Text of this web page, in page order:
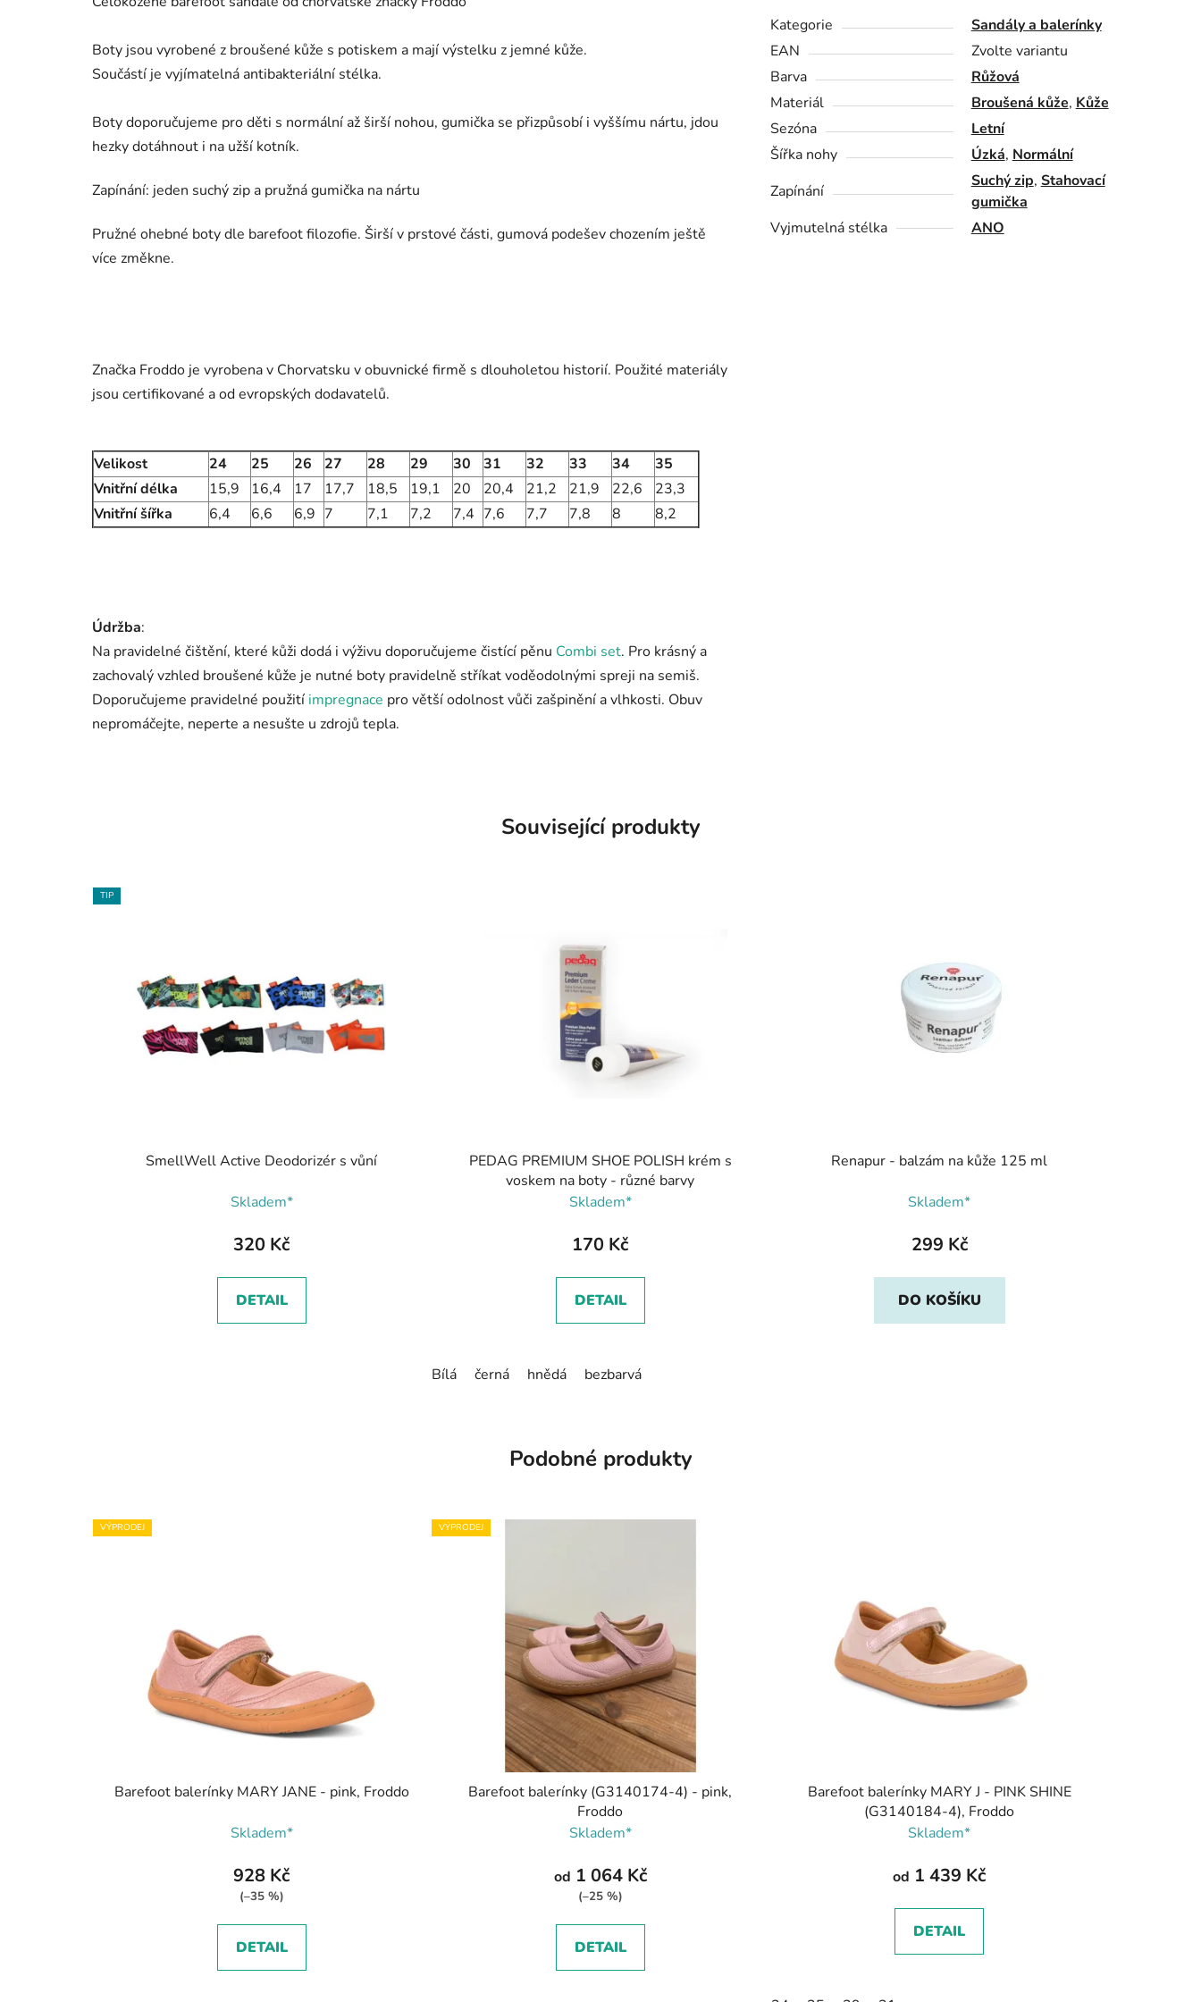
Boty jsou vyrobené z broušené kůže s potiskem a mají výstelku z jemné kůže.
Součástí je vyjímatelná antibakteriální stélka.
Boty doporučujeme pro děti s normální až širší nohou, gumička se přizpůsobí i vyššímu nártu, jdou
hezky dotáhnout i na užší kotník.
Zapínání: jeden suchý zip a pružná gumička na nártu
Pružné ohebné boty dle barefoot filozofie. Širší v prstové části, gumová podešev chozením ještě
více změkne.
Značka Froddo je vyrobena v Chorvatsku v obuvnické firmě s dlouholetou historií. Použité materiály
jsou certifikované a od evropských dodavatelů.
Velikost 24 25 26 27 28 29 30 31 32 33 34
35
Vnitřní délka
15,9 16,4 17 17,7 18,5 19,1 20 20,4 21,2 21,9 22,6
23,3
Vnitřní šířka
6,4 6,6 6,9 7 7,1 7,2 7,4 7,6 7,7 7,8 8 8,2
Údržba:
Na pravidelné čištění, které kůži dodá i výživu doporučujeme čistící pěnu Combi set. Pro krásný a
zachovalý vzhled broušené kůže je nutné boty pravidelně stříkat voděodolnými spreji na semiš.
Doporučujeme pravidelné použití impregnace pro větší odolnost vůči zašpinění a vlhkosti. Obuv
nepromáčejte, neperte a nesušte u zdrojů tepla.
Kategorie
Sandály a balerínky
EAN
Zvolte variantu
Barva
Růžová
Materiál
Broušená kůže, Kůže
Sezóna
Letní
Šířka nohy
Úzká, Normální
Zapínání
Suchý zip, Stahovací
gumička
Vyjmutelná stélka
ANO
Související produkty
TIP
SmellWell Active Deodorizér s vůní
Skladem*
320 Kč
DETAIL
PEDAG PREMIUM SHOE POLISH krém s
voskem na boty - různé barvy
Skladem*
170 Kč
DETAIL
Bílá černá hnědá bezbarvá
Renapur - balzám na kůže 125 ml
Skladem*
299 Kč
DO KOŠÍKU
Podobné produkty
VÝPRODEJ
Barefoot balerínky MARY JANE - pink, Froddo
Skladem*
928 Kč
(–35 %)
DETAIL
VÝPRODEJ
Barefoot balerínky (G3140174-4) - pink,
Froddo
Skladem*
od 1 064 Kč
(–25 %)
DETAIL
Barefoot balerínky MARY J - PINK SHINE
(G3140184-4), Froddo
Skladem*
od 1 439 Kč
DETAIL